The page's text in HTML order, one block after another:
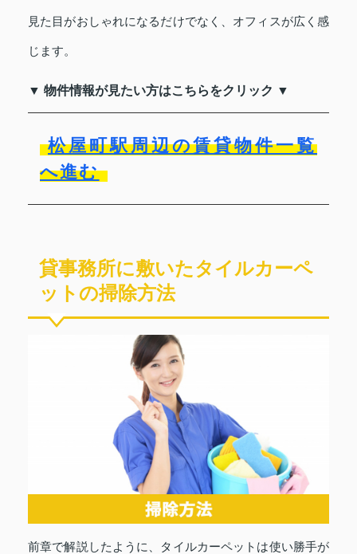
見た目がおしゃれになるだけでなく、オフィスが広く感
じます。
▼ 物件情報が見たい方はこちらをクリック ▼
松屋町駅周辺の賃貸物件一覧
へ進む
貸事務所に敷いたタイルカーペ
ットの掃除方法
前章で解説したように、タイルカーペットは使い勝手が